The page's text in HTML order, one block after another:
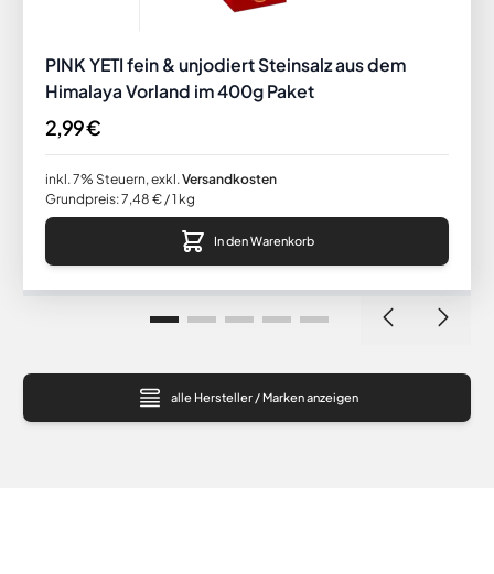
PINK YETI fein & unjodiert Steinsalz aus dem
Himalaya Vorland im 400g Paket
2,99 €
inkl. 7% Steuern, exkl. Versandkosten
Grundpreis:7,48 € / 1 kg
In den Warenkorb
alle Hersteller / Marken anzeigen